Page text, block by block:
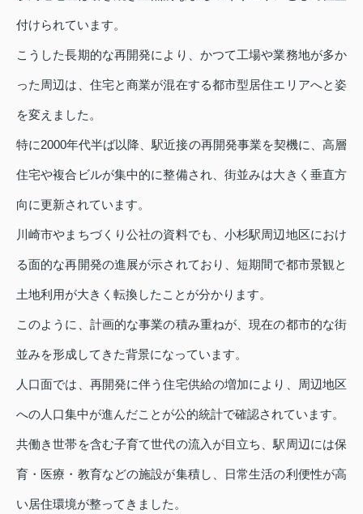
付けられています。
こうした長期的な再開発により、かつて工場や業務地が多か
った周辺は、住宅と商業が混在する都市型居住エリアへと姿
を変えました。
特に2000年代半ば以降、駅近接の再開発事業を契機に、高層
住宅や複合ビルが集中的に整備され、街並みは大きく垂直方
向に更新されています。
川崎市やまちづくり公社の資料でも、小杉駅周辺地区におけ
る面的な再開発の進展が示されており、短期間で都市景観と
土地利用が大きく転換したことが分かります。
このように、計画的な事業の積み重ねが、現在の都市的な街
並みを形成してきた背景になっています。
人口面では、再開発に伴う住宅供給の増加により、周辺地区
への人口集中が進んだことが公的統計で確認されています。
共働き世帯を含む子育て世代の流入が目立ち、駅周辺には保
育・医療・教育などの施設が集積し、日常生活の利便性が高
い居住環境が整ってきました。